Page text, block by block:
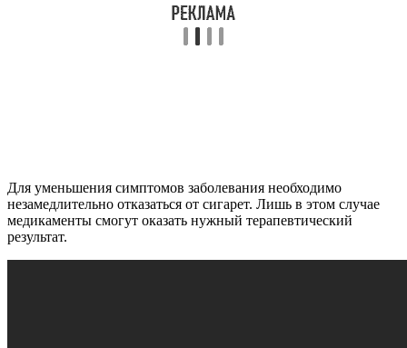
Для уменьшения симптомов заболевания необходимо
незамедлительно отказаться от сигарет. Лишь в этом случае
медикаменты смогут оказать нужный терапевтический
результат.